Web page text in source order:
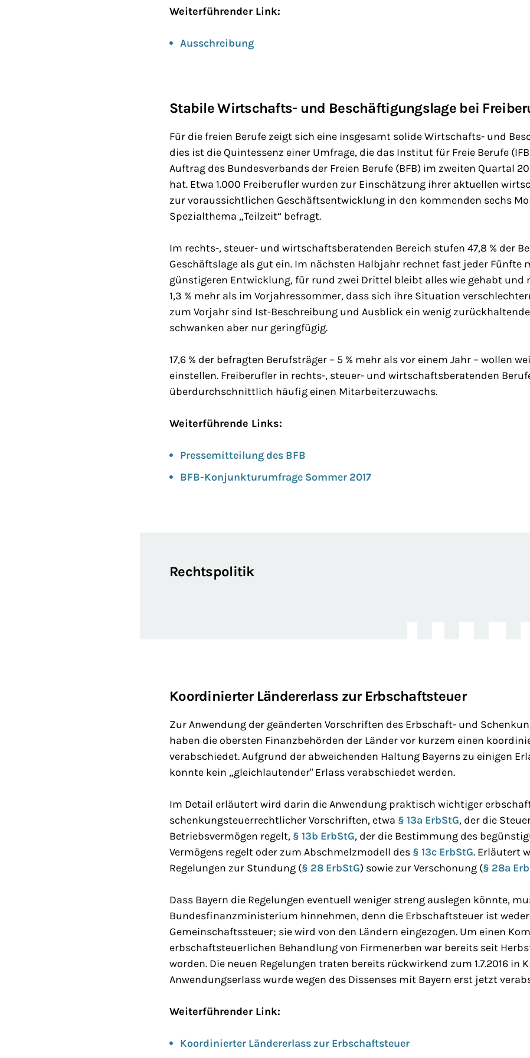
Weiterführender Link:
Ausschreibung
Stabile Wirtschafts- und Beschäftigungslage bei
Für die freien Berufe zeigt sich eine insgesamt solide Wirtschafts- und
dies ist die Quintessenz einer Umfrage, die das Institut für Freie Berufe
Auftrag des Bundesverbands der Freien Berufe (BFB) im zweiten Quartal
hat. Etwa 1.000 Freiberufler wurden zur Einschätzung ihrer aktuellen
zur voraussichtlichen Geschäftsentwicklung in den kommenden sechs
Spezialthema „Teilzeit“ befragt.
Im rechts-, steuer- und wirtschaftsberatenden Bereich stufen 47,8 % der
Geschäftslage als gut ein. Im nächsten Halbjahr rechnet fast jeder Fünfte
günstigeren Entwicklung, für rund zwei Drittel bleibt alles wie gehabt und
1,3 % mehr als im Vorjahressommer, dass sich ihre Situation
zum Vorjahr sind Ist-Beschreibung und Ausblick ein wenig
schwanken aber nur geringfügig.
17,6 % der befragten Berufsträger – 5 % mehr als vor einem Jahr – wollen
einstellen. Freiberufler in rechts-, steuer- und wirtschaftsberatenden
überdurchschnittlich häufig einen Mitarbeiterzuwachs.
Weiterführende Links:
Pressemitteilung des BFB
BFB-Konjunkturumfrage Sommer 2017
Rechtspolitik
Koordinierter Ländererlass zur Erbschaftsteuer
Zur Anwendung der geänderten Vorschriften des Erbschaft- und
haben die obersten Finanzbehörden der Länder vor kurzem einen
verabschiedet. Aufgrund der abweichenden Haltung Bayerns zu einigen
konnte kein „gleichlautender" Erlass verabschiedet werden.
Im Detail erläutert wird darin die Anwendung praktisch wichtiger
schenkungsteuerrechtlicher Vorschriften, etwa § 13a ErbStG, der die
Betriebsvermögen regelt, § 13b ErbStG, der die Bestimmung des
Vermögens regelt oder zum Abschmelzmodell des § 13c ErbStG. Erläutert
Regelungen zur Stundung (§ 28 ErbStG) sowie zur Verschonung (§ 28a
Dass Bayern die Regelungen eventuell weniger streng auslegen könnte,
Bundesfinanzministerium hinnehmen, denn die Erbschaftsteuer ist
Gemeinschaftssteuer; sie wird von den Ländern eingezogen. Um einen
erbschaftsteuerlichen Behandlung von Firmenerben war bereits seit
worden. Die neuen Regelungen traten bereits rückwirkend zum 1.7.2016 in
Anwendungserlass wurde wegen des Dissenses mit Bayern erst jetzt
Weiterführender Link:
Koordinierter Ländererlass zur Erbschaftsteuer